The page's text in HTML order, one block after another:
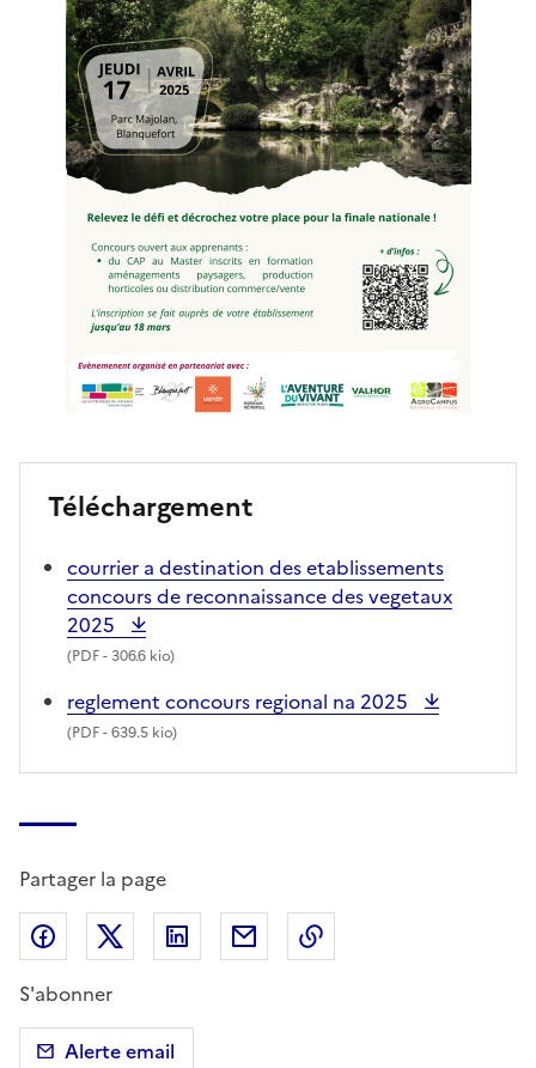
Téléchargement
courrier a destination des etablissements
concours de reconnaissance des vegetaux
2025
(PDF- 306.6 kio)
reglement concours regional na 2025
(PDF- 639.5 kio)
Partager la page
Partager sur Facebook
Partager sur X (anciennement Twitter)
Partager sur LinkedIn
Partager par email
S'abonner
Alerte email